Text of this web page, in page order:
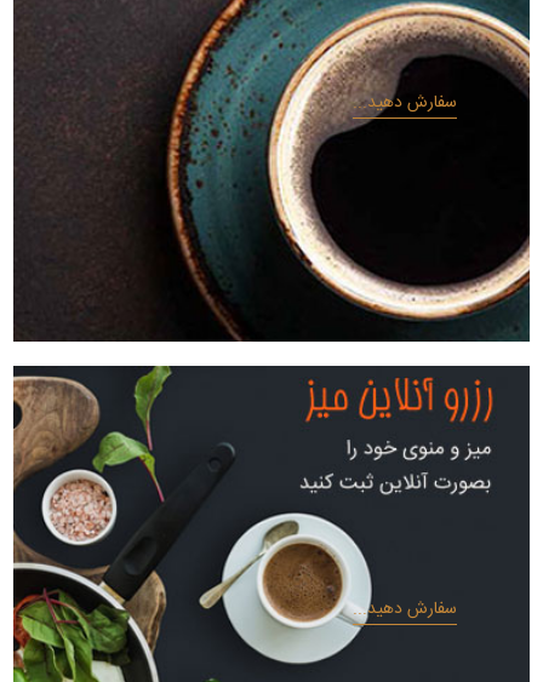
سفارش دهید...
سفارش دهید...